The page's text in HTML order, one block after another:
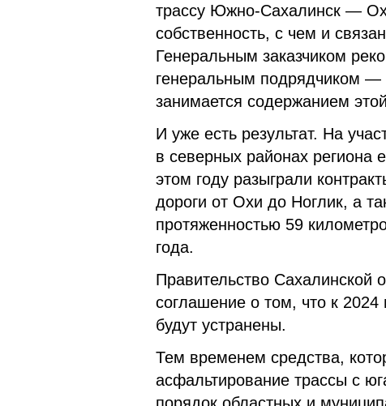
трассу Южно-Сахалинск —
собственность, с чем и
Генеральным заказчиком
генеральным подрядчиком —
занимается содержанием
И уже есть результат. На
в северных районах региона
этом году разыграли
дороги от Охи до Ноглик, а
протяженностью 59
года.
Правительство Сахалинской
соглашение о том, что к 2024
будут устранены.
Тем временем средства,
асфальтирование трассы с